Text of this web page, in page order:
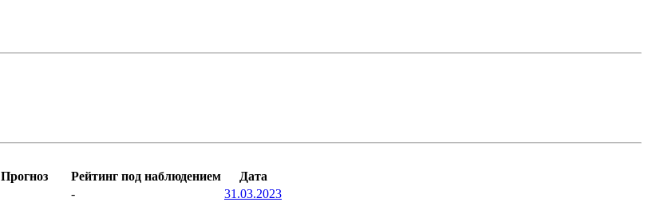
Прогноз Рейтинг под наблюдением
Дата
-
31.03.2023